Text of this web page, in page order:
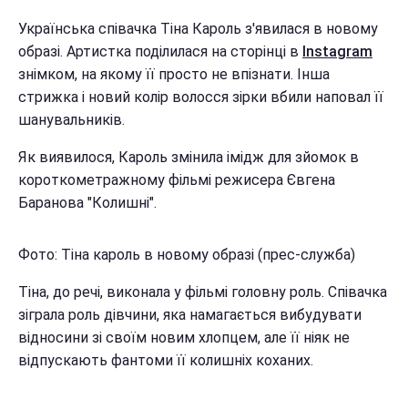
Українська співачка Тіна Кароль з'явилася в новому
образі. Артистка поділилася на сторінці в Instagram
знімком, на якому її просто не впізнати. Інша
стрижка і новий колір волосся зірки вбили наповал її
шанувальників.
Як виявилося, Кароль змінила імідж для зйомок в
короткометражному фільмі режисера Євгена
Баранова "Колишні".
Фото: Тіна кароль в новому образі (прес-служба)
Тіна, до речі, виконала у фільмі головну роль. Співачка
зіграла роль дівчини, яка намагається вибудувати
відносини зі своїм новим хлопцем, але її ніяк не
відпускають фантоми її колишніх коханих.